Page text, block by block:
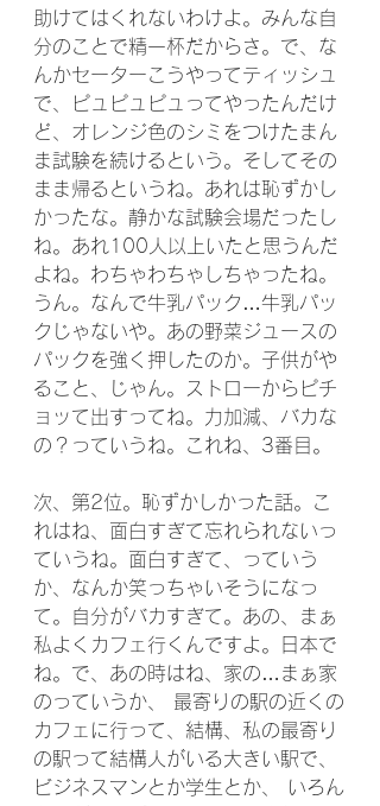
助けてはくれないわけよ。みんな自
分のことで精一杯だからさ。で、な
んかセーターこうやってティッシュ
で、ピュピュピュってやったんだけ
ど、オレンジ色のシミをつけたまん
ま試験を続けるという。そしてその
まま帰るというね。あれは恥ずかし
かったな。静かな試験会場だったし
ね。あれ100人以上いたと思うんだ
よね。わちゃわちゃしちゃったね。
うん。なんで牛乳パック…牛乳パッ
クじゃないや。あの野菜ジュースの
パックを強く押したのか。子供がや
ること、じゃん。ストローからピチ
ョッて出すってね。力加減、バカな
の？っていうね。これね、3番目。
次、第2位。恥ずかしかった話。こ
れはね、面白すぎて忘れられないっ
ていうね。面白すぎて、っていう
か、なんか笑っちゃいそうになっ
て。自分がバカすぎて。あの、まぁ
私よくカフェ行くんですよ。日本で
ね。で、あの時はね、家の…まぁ家
のっていうか、 最寄りの駅の近くの
カフェに行って、結構、私の最寄り
の駅って結構人がいる大きい駅で、
ビジネスマンとか学生とか、 いろん